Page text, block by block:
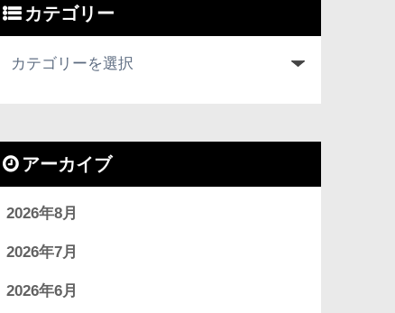
カテゴリー
アーカイブ
2026年8月
2026年7月
2026年6月